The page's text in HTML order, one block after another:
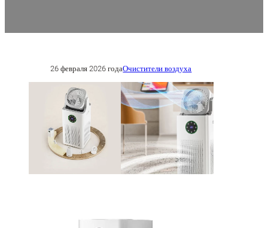
26 февраля 2026 годаОчистители воздуха